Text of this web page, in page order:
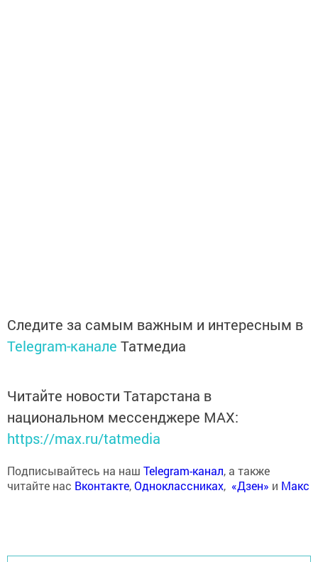
Следите за самым важным и интересным в
Telegram-канале Татмедиа
Читайте новости Татарстана в
национальном мессенджере MАХ:
https://max.ru/tatmedia
Подписывайтесь на наш Telegram-канал, а также
читайте нас Вконтакте,Одноклассниках, «Дзен» и Макс